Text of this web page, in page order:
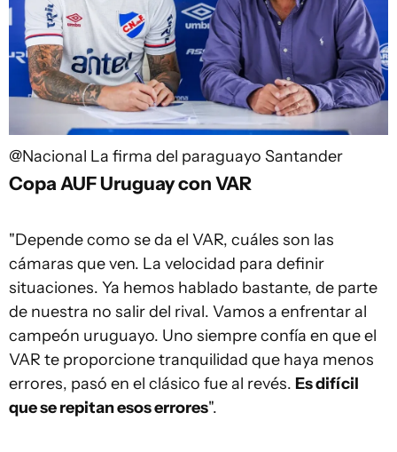
@Nacional La firma del paraguayo Santander
Copa AUF Uruguay con VAR
"Depende como se da el VAR, cuáles son las
cámaras que ven. La velocidad para definir
situaciones. Ya hemos hablado bastante, de parte
de nuestra no salir del rival. Vamos a enfrentar al
campeón uruguayo. Uno siempre confía en que el
VAR te proporcione tranquilidad que haya menos
errores, pasó en el clásico fue al revés. Es difícil
que se repitan esos errores".